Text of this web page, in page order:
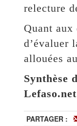
relecture
Quant
d’évaluer
allouées
Synthèse
Lefaso.net
PARTAGER :